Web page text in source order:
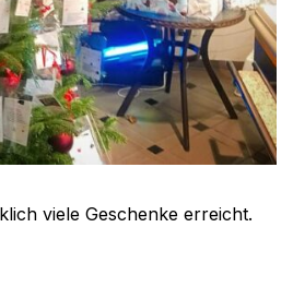
viele Geschenke erreicht.